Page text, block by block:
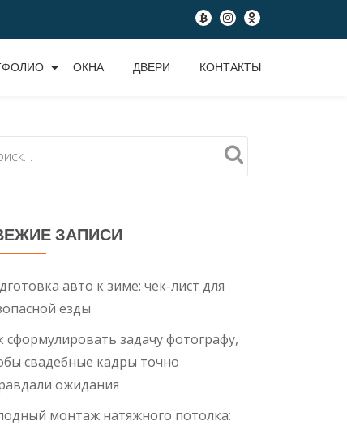
fa-
btc
fa-
instagram
fa-
odnoklassniki
ОКНА ДВЕРИ КОНТАКТЫ
ЗАПИСИ
авто к зиме: чек-лист для
езды
сформулировать задачу фотографу,
свадебные кадры точно
ожидания
монтаж натяжного потолка: